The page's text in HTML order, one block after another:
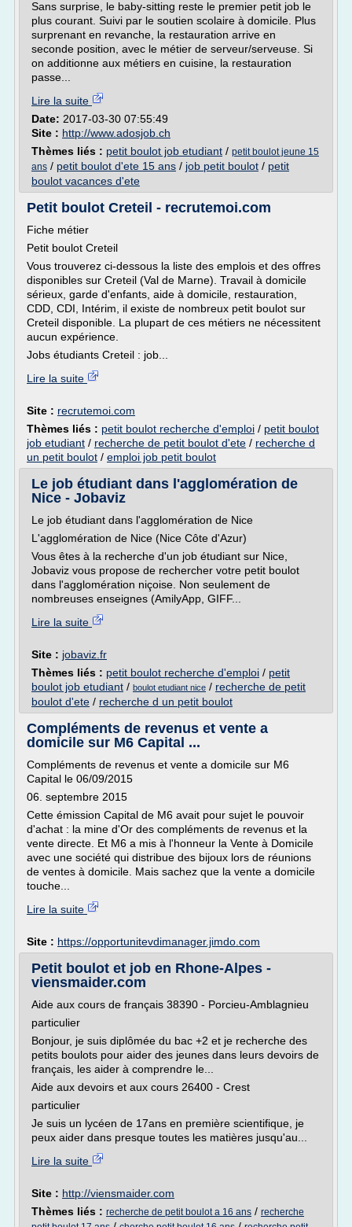
Sans surprise, le baby-sitting reste le premier petit job le
plus courant. Suivi par le soutien scolaire à domicile. Plus
surprenant en revanche, la restauration arrive en
seconde position, avec le métier de serveur/serveuse. Si
on additionne aux métiers en cuisine, la restauration
passe...
Lire la suite
Date: 2017-03-30 07:55:49
Site : http://www.adosjob.ch
Thèmes liés : petit boulot job etudiant / petit boulot jeune 15
ans / petit boulot d'ete 15 ans / job petit boulot / petit
boulot vacances d'ete
Petit boulot Creteil - recrutemoi.com
Fiche métier
Petit boulot Creteil
Vous trouverez ci-dessous la liste des emplois et des offres
disponibles sur Creteil (Val de Marne). Travail à domicile
sérieux, garde d'enfants, aide à domicile, restauration,
CDD, CDI, Intérim, il existe de nombreux petit boulot sur
Creteil disponible. La plupart de ces métiers ne nécessitent
aucun expérience.
Jobs étudiants Creteil : job...
Lire la suite
Site : recrutemoi.com
Thèmes liés : petit boulot recherche d'emploi / petit boulot
job etudiant / recherche de petit boulot d'ete / recherche d
un petit boulot / emploi job petit boulot
Le job étudiant dans l'agglomération de
Nice - Jobaviz
Le job étudiant dans l'agglomération de Nice
L'agglomération de Nice (Nice Côte d'Azur)
Vous êtes à la recherche d'un job étudiant sur Nice,
Jobaviz vous propose de rechercher votre petit boulot
dans l'agglomération niçoise. Non seulement de
nombreuses enseignes (AmilyApp, GIFF...
Lire la suite
Site : jobaviz.fr
Thèmes liés : petit boulot recherche d'emploi / petit
boulot job etudiant / boulot etudiant nice / recherche de petit
boulot d'ete / recherche d un petit boulot
Compléments de revenus et vente a
domicile sur M6 Capital ...
Compléments de revenus et vente a domicile sur M6
Capital le 06/09/2015
06. septembre 2015
Cette émission Capital de M6 avait pour sujet le pouvoir
d'achat : la mine d'Or des compléments de revenus et la
vente directe. Et M6 a mis à l'honneur la Vente à Domicile
avec une société qui distribue des bijoux lors de réunions
de ventes à domicile. Mais sachez que la vente a domicile
touche...
Lire la suite
Site : https://opportunitevdimanager.jimdo.com
Petit boulot et job en Rhone-Alpes -
viensmaider.com
Aide aux cours de français 38390 - Porcieu-Amblagnieu
particulier
Bonjour, je suis diplômée du bac +2 et je recherche des
petits boulots pour aider des jeunes dans leurs devoirs de
français, les aider à comprendre le...
Aide aux devoirs et aux cours 26400 - Crest
particulier
Je suis un lycéen de 17ans en première scientifique, je
peux aider dans presque toutes les matières jusqu'au...
Lire la suite
Site : http://viensmaider.com
Thèmes liés : recherche de petit boulot a 16 ans / recherche